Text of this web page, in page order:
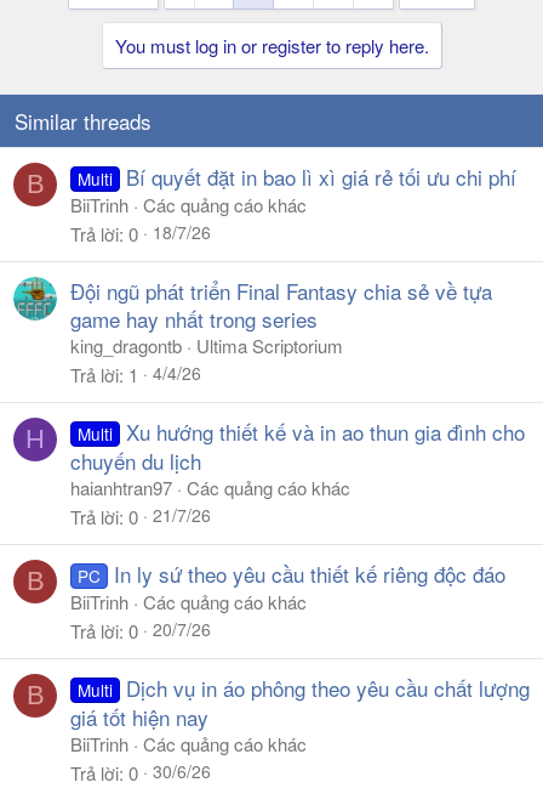
You must log in or register to reply here.
Similar threads
B Multi Bí quyết đặt in bao lì xì giá rẻ tối ưu chi phí
BiiTrinh Các quảng cáo khác
Trả lời 0 18/7/26
Đội ngũ phát triển Final Fantasy chia sẻ về tựa
game hay nhất trong series
king_dragontb
Ultima Scriptorium
Trả lời 1 4/4/26
H Multi Xu hướng thiết kế và in ao thun gia đình cho
chuyến du lịch
haianhtran97 Các quảng cáo khác
Trả lời 0 21/7/26
B PC In ly sứ theo yêu cầu thiết kế riêng độc đáo
BiiTrinh Các quảng cáo khác
Trả lời 0 20/7/26
B Multi
Dịch vụ in áo phông theo yêu cầu chất lượng
giá tốt hiện nay
BiiTrinh Các quảng cáo khác
Trả lời 0 30/6/26